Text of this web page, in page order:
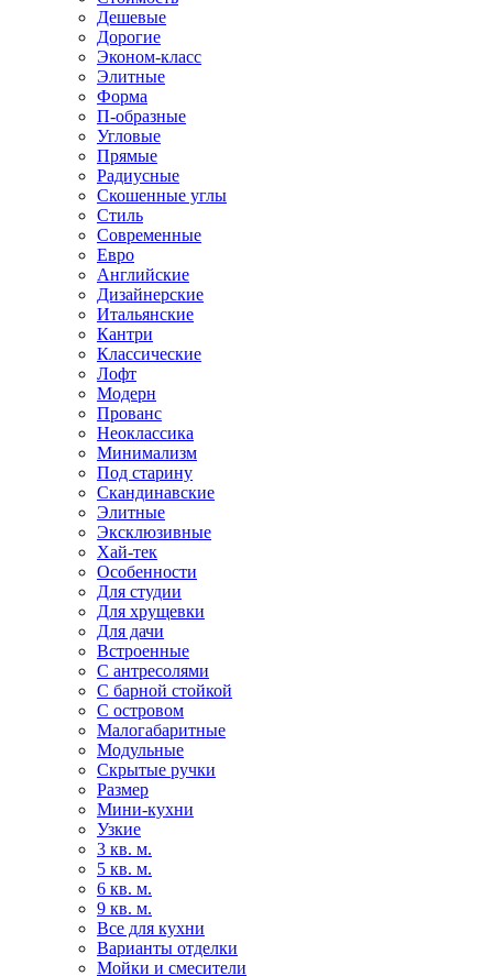
Дешевые
Дорогие
Эконом-класс
Элитные
Форма
П-образные
Угловые
Прямые
Радиусные
Скошенные углы
Стиль
Современные
Евро
Английские
Дизайнерские
Итальянские
Кантри
Классические
Лофт
Модерн
Прованс
Неоклассика
Минимализм
Под старину
Скандинавские
Элитные
Эксклюзивные
Хай-тек
Особенности
Для студии
Для хрущевки
Для дачи
Встроенные
С антресолями
С барной стойкой
С островом
Малогабаритные
Модульные
Скрытые ручки
Размер
Мини-кухни
Узкие
3 кв. м.
5 кв. м.
6 кв. м.
9 кв. м.
Все для кухни
Варианты отделки
Мойки и смесители